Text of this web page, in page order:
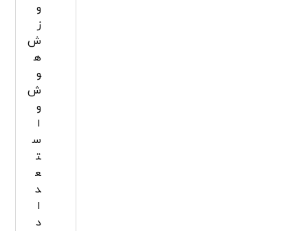
و
ز
ش
ه
و
ش
و
ا
س
ت
ع
د
ا
د